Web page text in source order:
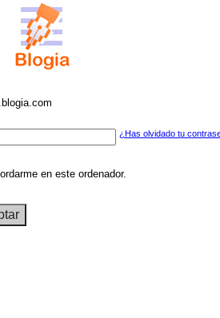
¿Has olvidado tu
en este ordenador.